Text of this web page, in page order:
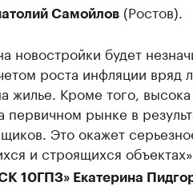
Самойлов(Ростов).
новостройки будет
роста инфляции вряд
жилье. Кроме того,
первичном рынке в
Это окажет
и строящихся
10ГПЗ» Екатерина